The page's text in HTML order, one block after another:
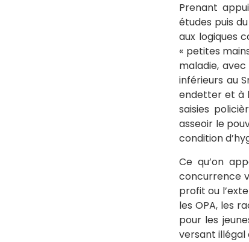
Prenant
études puis
aux logiques
« petites
maladie,
inférieurs au
endetter et à
saisies
asseoir le
condition
Ce qu’on
concurrence
profit ou
les OPA, les
pour les
versant illégal